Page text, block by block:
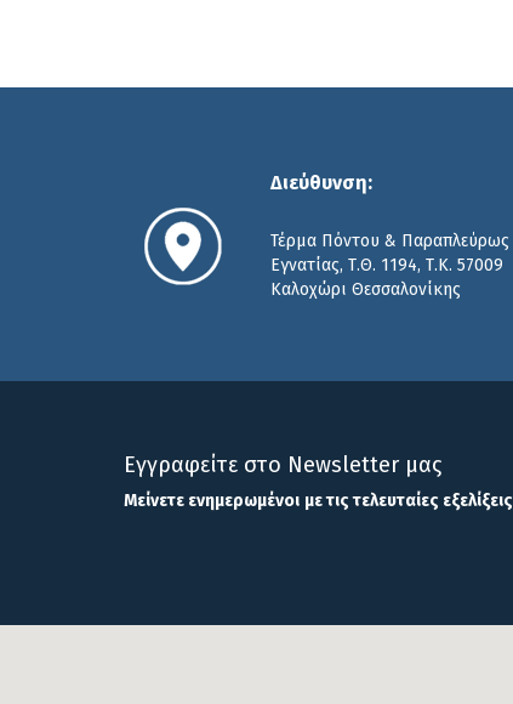
Διεύθυνση:
Τέρμα Πόντου & Παραπλεύρως
Εγνατίας, Τ.Θ. 1194, Τ.Κ. 57009
Καλοχώρι Θεσσαλονίκης
Εγγραφείτε στο Newsletter μας
Μείνετε ενημερωμένοι με τις τελευταίες εξελίξεις